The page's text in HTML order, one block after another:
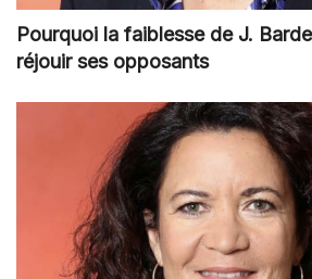
Pourquoi la faiblesse de J.
réjouir ses opposants